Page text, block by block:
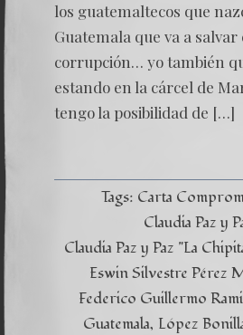
los guatemaltecos que
Guatemala que va a salvar
corrupción… yo también
estando en la cárcel de
tengo la posibilidad de […]
Tags: Carta
Claudia Paz y
Claudia Paz y Paz "La
Eswin Silvestre Pérez
Federico Guillermo
Guatemala López